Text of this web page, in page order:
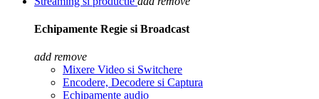
Echipamente Regie si Broadcast
add remove
Mixere Video si Switchere
Encodere, Decodere si Captura
Echipamente audio